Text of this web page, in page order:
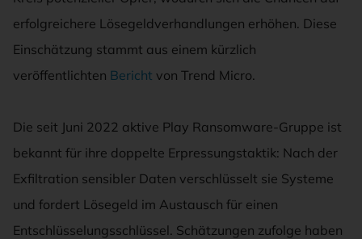
erfolgreichere Lösegeldverhandlungen erhöhen. Diese
Einschätzung stammt aus einem kürzlich
veröffentlichten Bericht von Trend Micro.
Die seit Juni 2022 aktive Play Ransomware-Gruppe ist
bekannt für ihre doppelte Erpressungstaktik: Nach der
Exfiltration sensibler Daten verschlüsselt sie Systeme
und fordert Lösegeld im Austausch für einen
Entschlüsselungsschlüssel. Schätzungen zufolge haben